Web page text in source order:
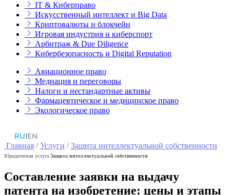
IT & Киберправо
Искусственный интеллект и Big Data
Криптовалюты и блокчейн
Игровая индустрия и киберспорт
Арбитраж & Due Diligence
Кибербезопасность и Digital Reputation
Авиационное право
Медиация и переговоры
Налоги и нестандартные активы
Фармацевтическое и медицинское право
Экологическое право
RU|EN
Главная /Услуги /Защита интеллектуальной собственности
Юридическая услуга Защита интеллектуальной собственности
Составление заявки на выдачу
патента на изобретение: цены и этапы